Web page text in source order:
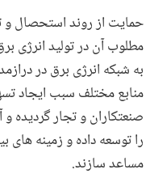
حمایت از روند استحصال و
مطلوب آن در تولید انرژی
به شبکه انرژی برق در
منابع مختلف سبب ایجاد
صنعتکاران و تجار گردیده و
را توسعه داده و زمینه های
مساعد سازند.